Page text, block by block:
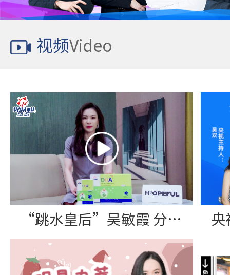
视频Video
“跳水皇后”吴敏霞 分享纽派DHA藻油软胶囊